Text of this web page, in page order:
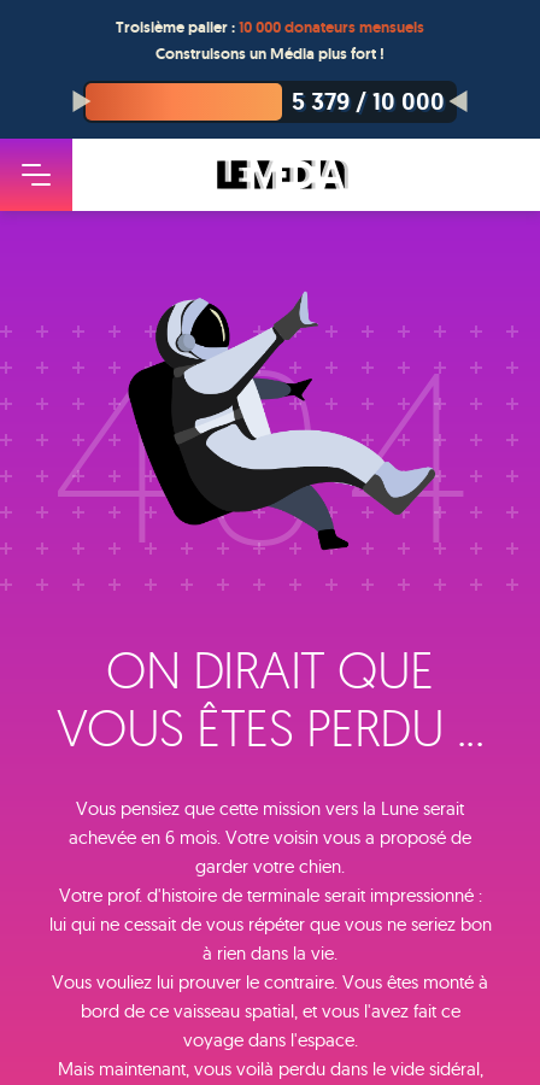
Troisième palier :10 000 donateurs mensuels
Construisons un Média plus fort !
5 379/10 000
404
ON DIRAIT QUE
VOUS ÊTES PERDU ...
Vous pensiez que cette mission vers la Lune serait
achevée en 6 mois. Votre voisin vous a proposé de
garder votre chien.
Votre prof. d'histoire de terminale serait impressionné :
lui qui ne cessait de vous répéter que vous ne seriez bon
à rien dans la vie.
Vous vouliez lui prouver le contraire. Vous êtes monté à
bord de ce vaisseau spatial, et vous l'avez fait ce
voyage dans l'espace.
Mais maintenant, vous voilà perdu dans le vide sidéral,